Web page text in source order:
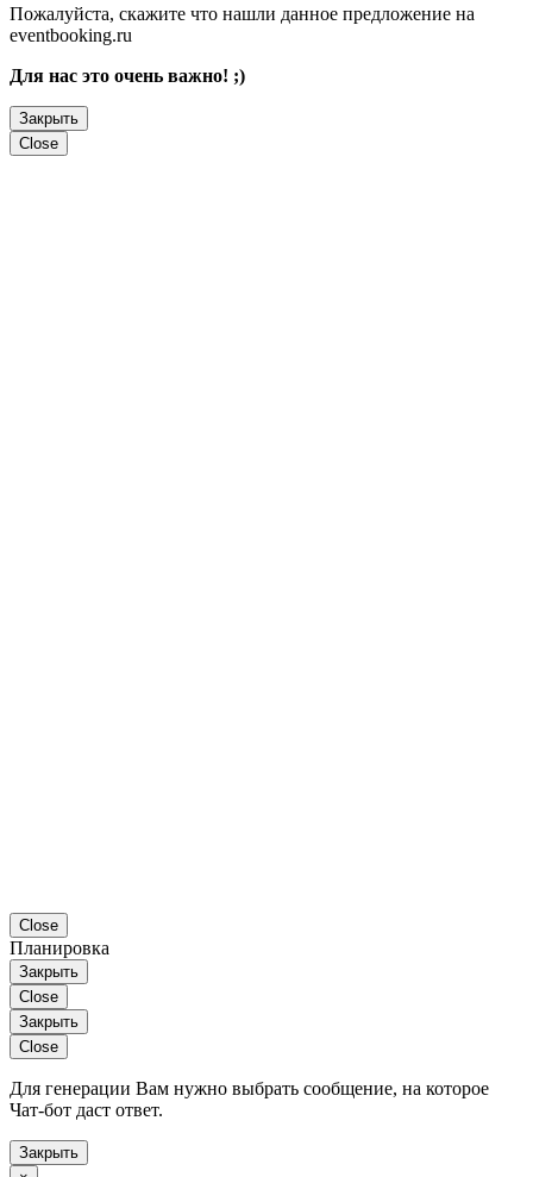
Пожалуйста, скажите что нашли данное предложение на
eventbooking.ru
Для нас это очень важно! ;)
Закрыть
Close
Close
Планировка
Закрыть
Close
Закрыть
Close
Для генерации Вам нужно выбрать сообщение, на которое
Чат-бот даст ответ.
Закрыть